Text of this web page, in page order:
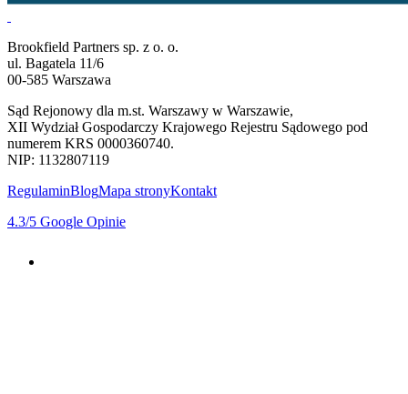
Brookfield Partners sp. z o. o.
ul. Bagatela 11/6
00-585 Warszawa
Sąd Rejonowy dla m.st. Warszawy w Warszawie,
XII Wydział Gospodarczy Krajowego Rejestru Sądowego pod
numerem KRS 0000360740.
NIP: 1132807119
RegulaminBlogMapa stronyKontakt
4.3/5 Google Opinie